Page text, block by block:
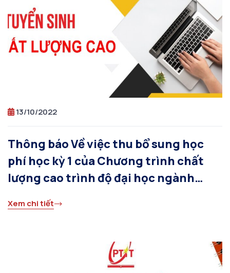
13/10/2022
Thông báo Về việc thu bổ sung học
phí học kỳ 1 của Chương trình chất
lượng cao trình độ đại học ngành
Công nghệ thông tin khóa 2022
(Theo TT23)
Xem chi tiết